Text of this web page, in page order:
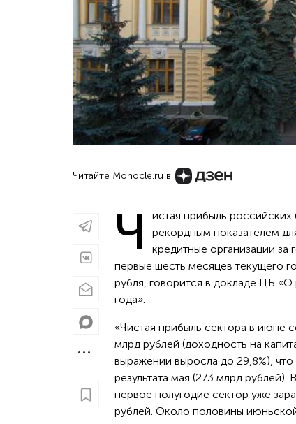
Читайте Monocle.ru в
Ч
истая прибыль российских
рекордным показателем
кредитные организации за
первые шесть месяцев текущего
рубля, говорится в докладе ЦБ
года».
«Чистая прибыль сектора в июне
млрд рублей (доходность на
выражении выросла до 29,8%), что
результата мая (273 млрд рублей).
первое полугодие сектор уже
рублей. Около половины